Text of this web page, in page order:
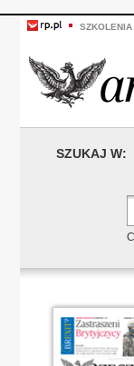
SZUKAJ W: